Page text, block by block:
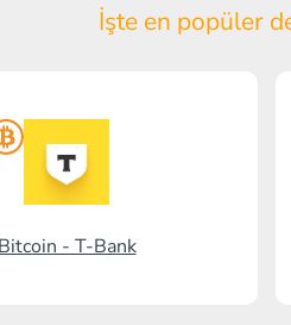
İşte en popüler
Bitcoin - T-Bank